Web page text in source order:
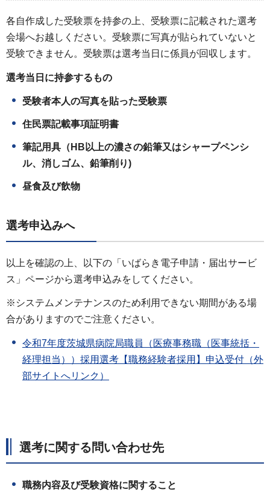
各自作成した受験票を持参の上、受験票に記載された選考
会場へお越しください。受験票に写真が貼られていないと
受験できません。受験票は選考当日に係員が回収します。
選考当日に持参するもの
受験者本人の写真を貼った受験票
住民票記載事項証明書
筆記用具（HB以上の濃さの鉛筆又はシャープペンシ
ル、消しゴム、鉛筆削り)
昼食及び飲物
選考申込みへ
以上を確認の上、以下の「いばらき電子申請・届出サービ
ス」ページから選考申込みをしてください。
※システムメンテナンスのため利用できない期間がある場
合がありますのでご注意ください。
令和7年度茨城県病院局職員（医療事務職（医事統括・
経理担当））採用選考【職務経験者採用】申込受付（外
部サイトへリンク）
選考に関する問い合わせ先
職務内容及び受験資格に関すること